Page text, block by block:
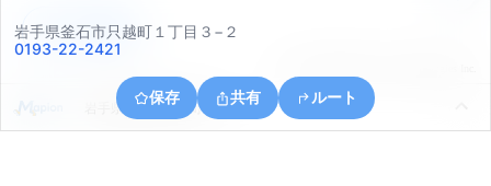
岩手県釜石市只越町１丁目３−２
0193-22-2421
保存 共有 ルート
岩手県釜石市鈴子町２２
アプリで見る